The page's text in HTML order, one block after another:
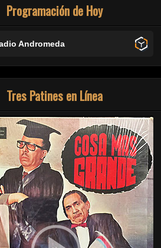
Programación de Hoy
Andromeda
Tres Patines en Línea